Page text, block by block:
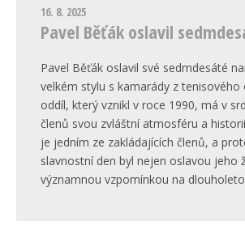
16. 8. 2025
Pavel Běťák oslavil
Pavel Běťák oslavil své sedmdesáté
velkém stylu s kamarády z tenisového
oddíl, který vznikl v roce 1990, má v
členů svou zvláštní atmosféru a
je jedním ze zakládajících členů, a
slavnostní den byl nejen oslavou jeho
významnou vzpomínkou na